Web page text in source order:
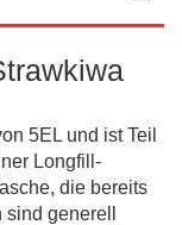
5EL und ist Teil
Longfill-
die bereits
generell